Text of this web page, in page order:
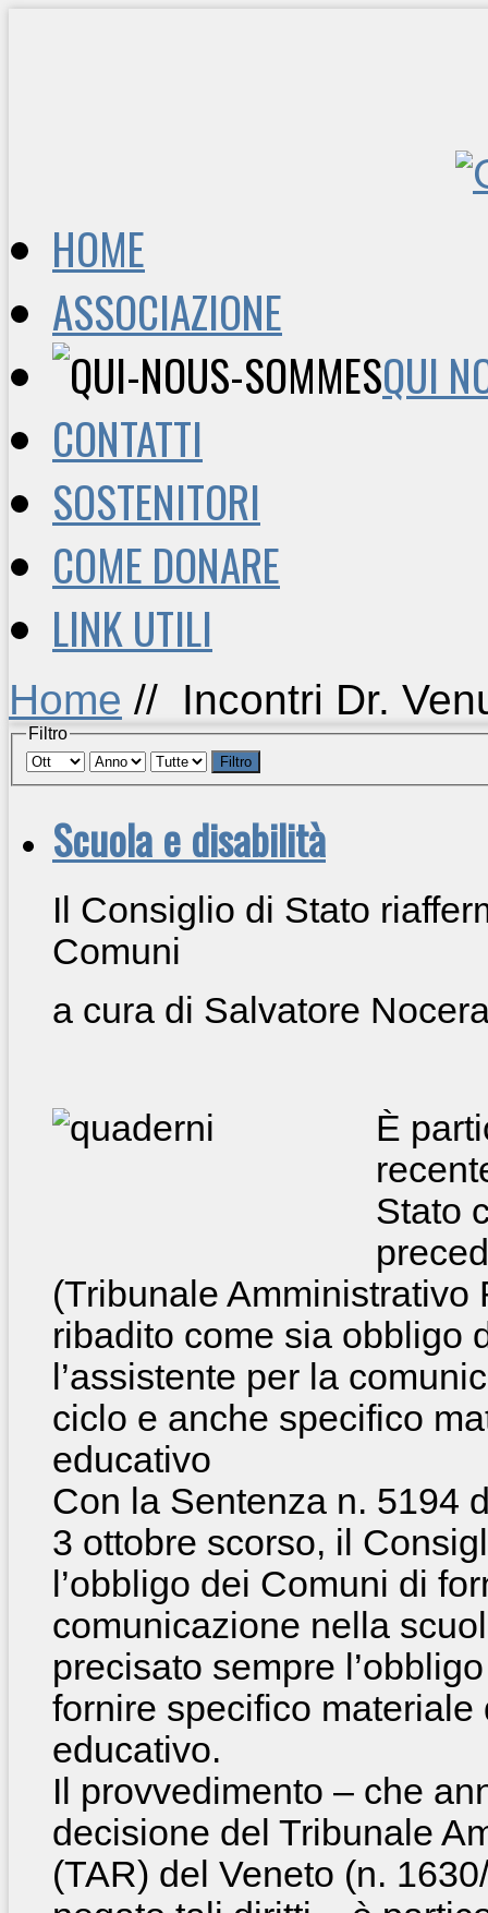
HOME
ASSOCIAZIONE
QUI
CONTATTI
SOSTENITORI
COME DONARE
LINK UTILI
Home // Incontri Dr.
Filtro
Filtro
Scuola e disabilità
Il Consiglio di Stato
Comuni
a cura di Salvatore
È
Stato
(Tribunale
ribadito come sia obbligo
l’assistente per la
ciclo e anche specifico
educativo
Con la Sentenza n. 5194
3 ottobre scorso, il
l’obbligo dei Comuni di
comunicazione nella
precisato sempre
fornire specifico
educativo.
Il provvedimento – che
decisione del Tribunale
(TAR) del Veneto (n.